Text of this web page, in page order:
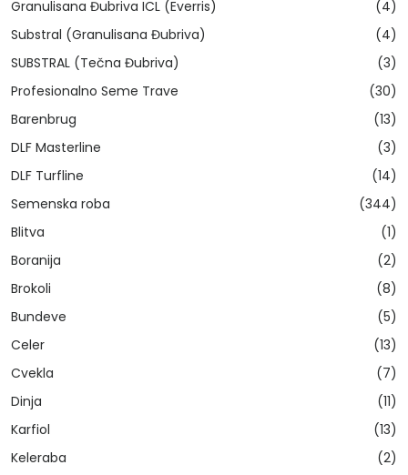
Granulisana Đubriva ICL (Everris)
(4)
Substral (Granulisana Đubriva)
(4)
SUBSTRAL (Tečna Đubriva)
(3)
Profesionalno Seme Trave
(30)
Barenbrug
(13)
DLF Masterline
(3)
DLF Turfline
(14)
Semenska roba
(344)
Blitva
(1)
Boranija
(2)
Brokoli
(8)
Bundeve
(5)
Celer
(13)
Cvekla
(7)
Dinja
(11)
Karfiol
(13)
Keleraba
(2)